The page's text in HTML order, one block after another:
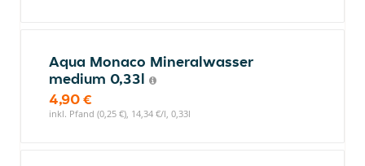
Aqua Monaco Mineralwasser
medium 0,33l
4,90 €
inkl. Pfand (0,25 €), 14,34 €/l, 0,33l